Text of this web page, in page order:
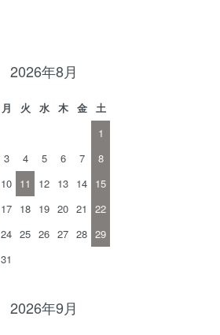
2026年8月
月 火 水 木 金
土
1
3 4 5 6 7
8
10 11 12 13 14 15
17 18 19 20 21
22
24 25 26 27 28 29
31
2026年9月